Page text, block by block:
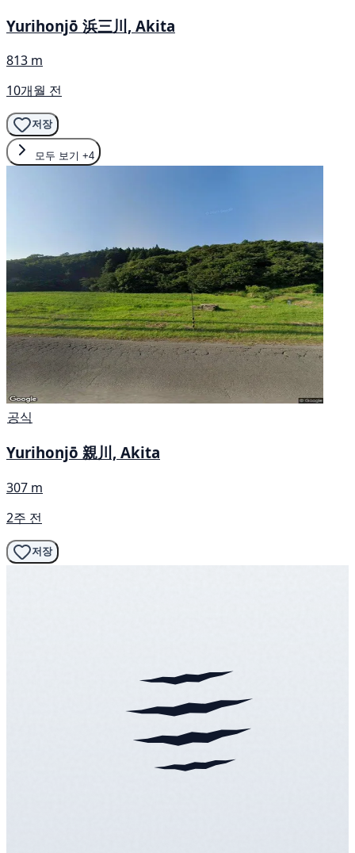
Yurihonjō 浜三川, Akita
813 m
10개월 전
저장
모두 보기 +4
공식
Yurihonjō 親川, Akita
307 m
2주 전
저장